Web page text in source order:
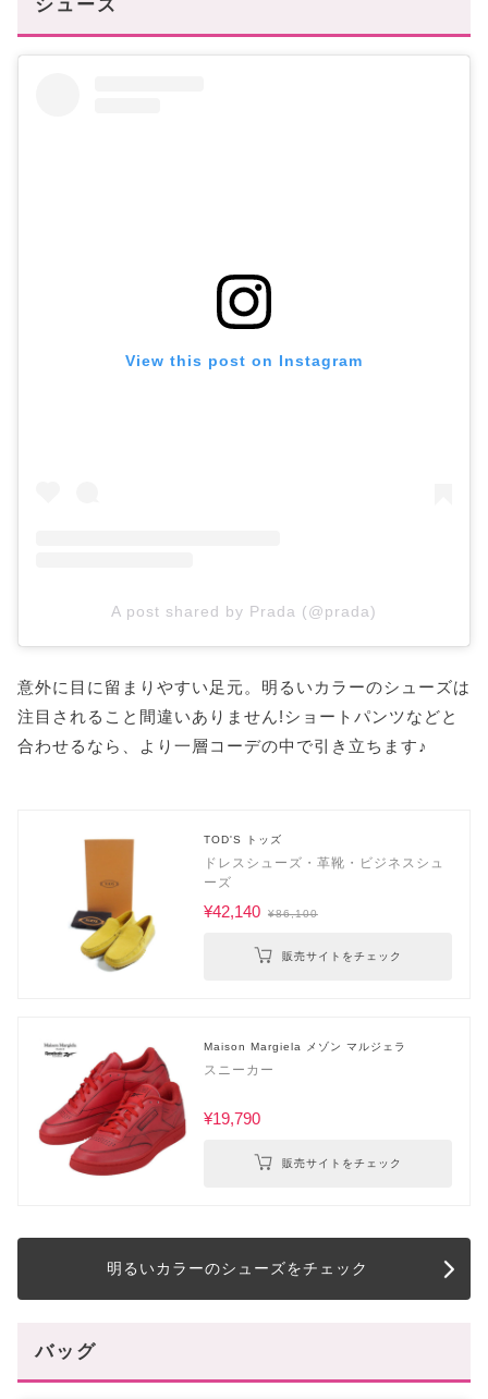
シューズ
View this post on Instagram
A post shared by Prada (@prada)
意外に目に留まりやすい足元。明るいカラーのシューズは
注目されること間違いありません!ショートパンツなどと
合わせるなら、より一層コーデの中で引き立ちます♪
TOD'S トッズ
ドレスシューズ・革靴・ビジネスシュ
ーズ
¥42,140 ¥86,100
販売サイトをチェック
Maison Margiela メゾン マルジェラ
スニーカー
¥19,790
販売サイトをチェック
明るいカラーのシューズをチェック
バッグ